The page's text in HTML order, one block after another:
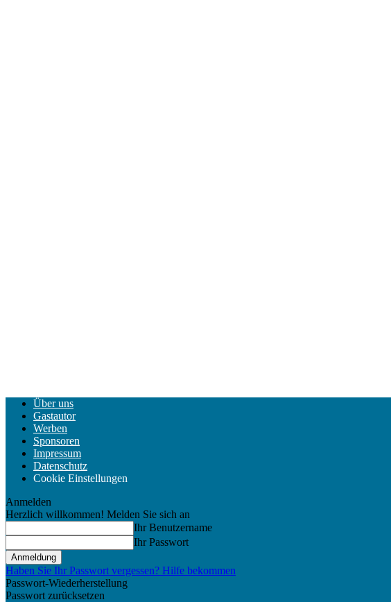
Über uns
Gastautor
Werben
Sponsoren
Impressum
Datenschutz
Cookie Einstellungen
Anmelden
Herzlich willkommen! Melden Sie sich an
Ihr Benutzername
Ihr Passwort
Haben Sie Ihr Passwort vergessen? Hilfe bekommen
Passwort-Wiederherstellung
Passwort zurücksetzen